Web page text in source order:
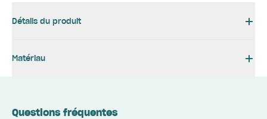
Détails du produit
Matériau
Questions fréquentes